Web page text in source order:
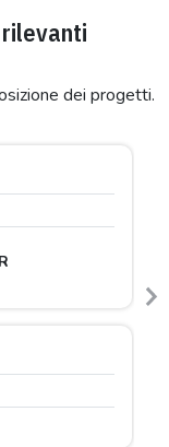
dei progetti.